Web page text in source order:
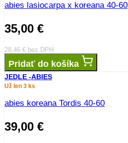
abies lasiocarpa x koreana 40-60
35,00 €
28,46 € bez DPH
Pridať do košíka
JEDLE -ABIES
Už len 3 ks
abies koreana Tordis 40-60
39,00 €